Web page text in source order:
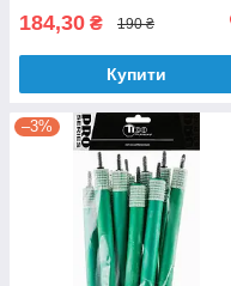
184,30 ₴ 190 ₴
Купити
–3%